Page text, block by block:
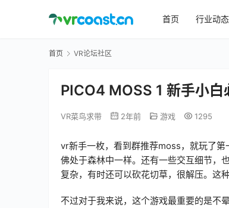
首页 行业动态
首页 VR论坛社区
PICO4 MOSS 1 新手小
VR菜鸟求带 2年前 游戏 1295
vr新手一枚，看到群推荐moss，就玩了
佛处于森林中一样。还有一些交互细节，
复杂，有时还可以砍花切草，很解压。这
不过对于我来说，这个游戏最重要的是不